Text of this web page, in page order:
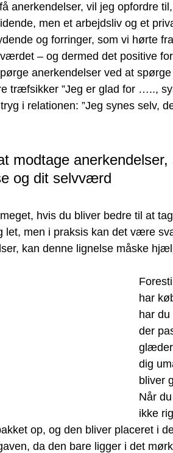
anerkendelser, vil jeg opfordre
men et arbejdsliv og et
og forringer, som vi hørte
– og dermed det positive
anerkendelser ved at
træfsikker ”Jeg er glad for …..,
i relationen: ”Jeg synes selv,
modtage
og dit selvværd
hvis du bliver bedre til at
let, men i praksis kan det være
kan denne lignelse måske
har
har
der
glæder
dig
bliver
Når
ikke
op, og den bliver placeret i
da den bare ligger i det